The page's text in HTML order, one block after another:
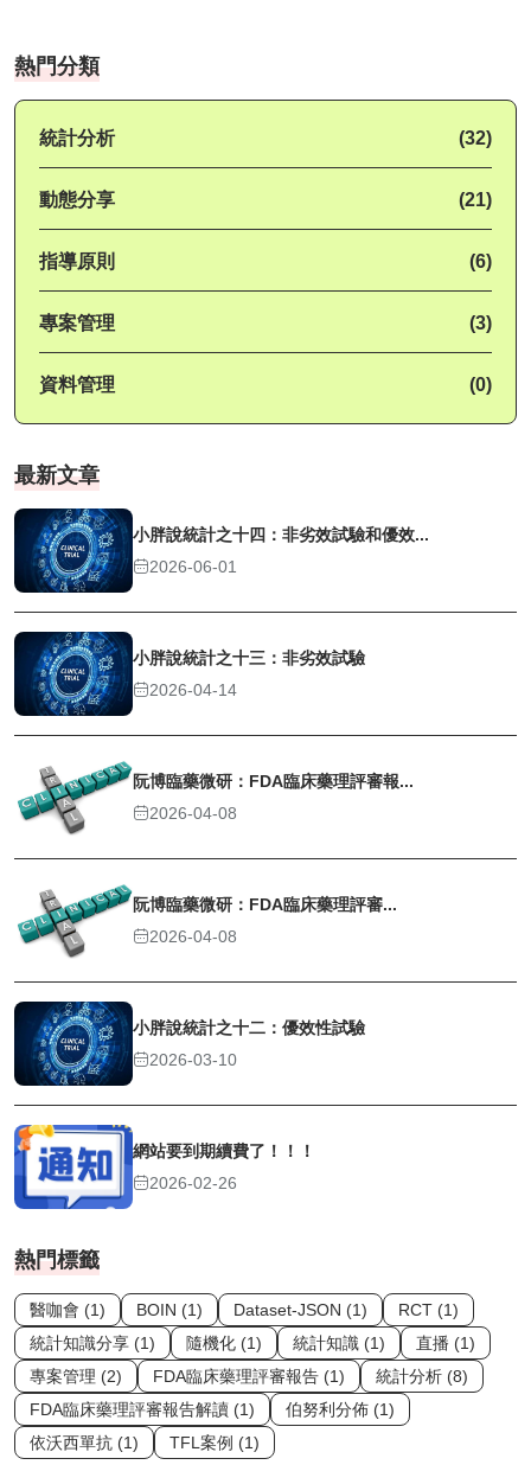
熱門分類
統計分析 (32)
動態分享 (21)
指導原則 (6)
專案管理 (3)
資料管理 (0)
最新文章
小胖說統計之十四：非劣效試驗和優效...
2026-06-01
小胖說統計之十三：非劣效試驗
2026-04-14
阮博臨藥微研：FDA臨床藥理評審報...
2026-04-08
阮博臨藥微研：FDA臨床藥理評審...
2026-04-08
小胖說統計之十二：優效性試驗
2026-03-10
網站要到期續費了！！！
2026-02-26
熱門標籤
醫咖會 (1) BOIN (1) Dataset-JSON (1)
RCT (1)
統計知識分享 (1)
隨機化 (1) 統計知識 (1)
直播 (1)
專案管理 (2)
FDA臨床藥理評審報告 (1)
統計分析 (8)
FDA臨床藥理評審報告解讀 (1)
伯努利分佈 (1)
依沃西單抗 (1)
TFL案例 (1)